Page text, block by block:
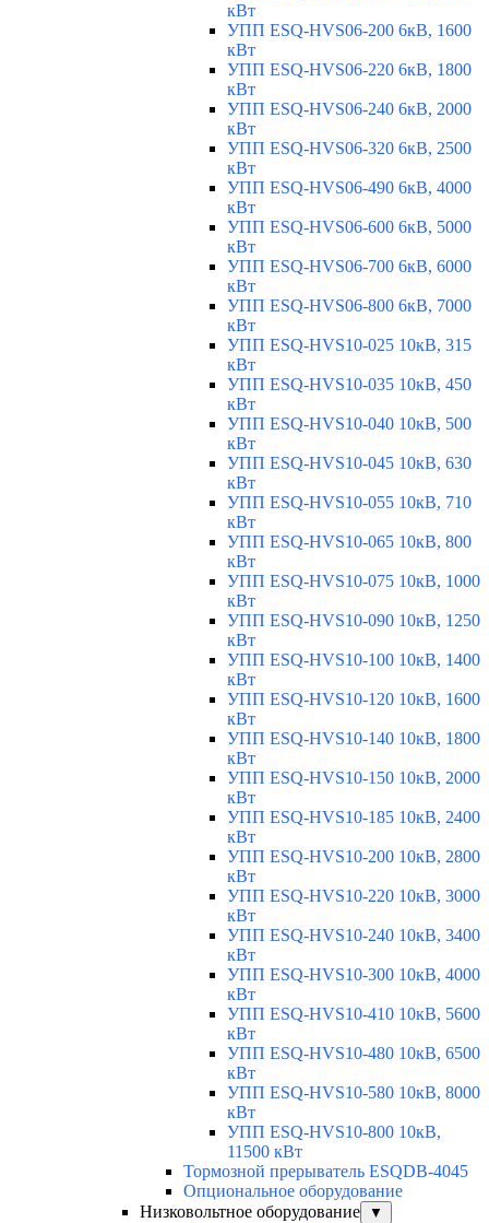
кВт
УПП ESQ-HVS06-200 6кВ, 1600
кВт
УПП ESQ-HVS06-220 6кВ, 1800
кВт
УПП ESQ-HVS06-240 6кВ, 2000
кВт
УПП ESQ-HVS06-320 6кВ, 2500
кВт
УПП ESQ-HVS06-490 6кВ, 4000
кВт
УПП ESQ-HVS06-600 6кВ, 5000
кВт
УПП ESQ-HVS06-700 6кВ, 6000
кВт
УПП ESQ-HVS06-800 6кВ, 7000
кВт
УПП ESQ-HVS10-025 10кВ, 315
кВт
УПП ESQ-HVS10-035 10кВ, 450
кВт
УПП ESQ-HVS10-040 10кВ, 500
кВт
УПП ESQ-HVS10-045 10кВ, 630
кВт
УПП ESQ-HVS10-055 10кВ, 710
кВт
УПП ESQ-HVS10-065 10кВ, 800
кВт
УПП ESQ-HVS10-075 10кВ, 1000
кВт
УПП ESQ-HVS10-090 10кВ, 1250
кВт
УПП ESQ-HVS10-100 10кВ, 1400
кВт
УПП ESQ-HVS10-120 10кВ, 1600
кВт
УПП ESQ-HVS10-140 10кВ, 1800
кВт
УПП ESQ-HVS10-150 10кВ, 2000
кВт
УПП ESQ-HVS10-185 10кВ, 2400
кВт
УПП ESQ-HVS10-200 10кВ, 2800
кВт
УПП ESQ-HVS10-220 10кВ, 3000
кВт
УПП ESQ-HVS10-240 10кВ, 3400
кВт
УПП ESQ-HVS10-300 10кВ, 4000
кВт
УПП ESQ-HVS10-410 10кВ, 5600
кВт
УПП ESQ-HVS10-480 10кВ, 6500
кВт
УПП ESQ-HVS10-580 10кВ, 8000
кВт
УПП ESQ-HVS10-800 10кВ,
11500 кВт
Тормозной прерыватель ESQDB-4045
Опциональное оборудование
Низковольтное оборудование
▼